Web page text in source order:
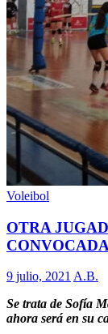
Voleibol
OTRA
CONVOCADA
9 julio, 2021 A.B.
Se trata de Sofía
ahora será en su